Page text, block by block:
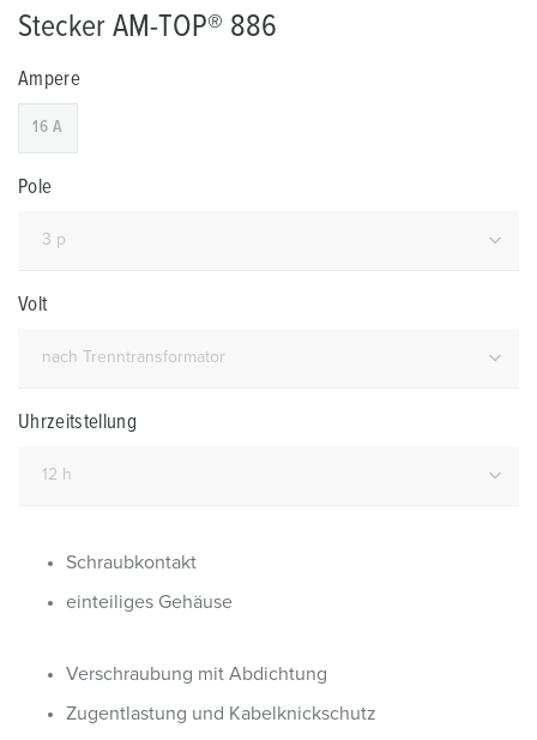
Stecker AM-TOP® 886
Ampere
16 A
Pole
Volt
Uhrzeitstellung
Schraubkontakt
einteiliges Gehäuse
Verschraubung mit Abdichtung
Zugentlastung und Kabelknickschutz